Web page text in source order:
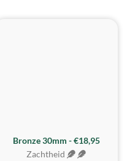
BESTE KOOP
Bronze 30mm - €18,95
Zachtheid